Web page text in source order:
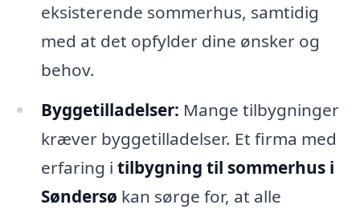
eksisterende sommerhus, samtidig
med at det opfylder dine ønsker og
behov.
Byggetilladelser: Mange tilbygninger
kræver byggetilladelser. Et firma med
erfaring i tilbygning til sommerhus i
Søndersø kan sørge for, at alle